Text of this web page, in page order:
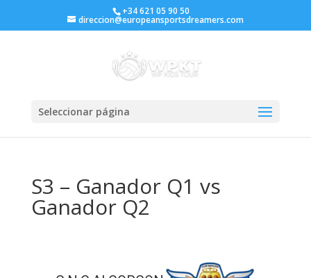
+34 621 05 90 50
direccion@europeansportsdreamers.com
Seleccionar página
S3 – Ganador Q1 vs
Ganador Q2